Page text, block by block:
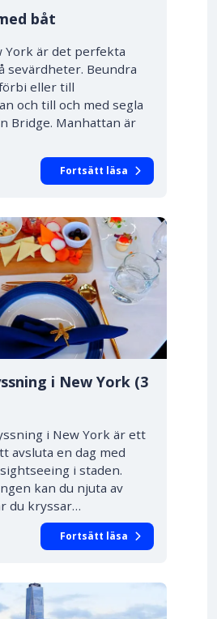
båt
York är det perfekta
sevärdheter. Beundra
eller till
och till och med segla
Bridge. Manhattan är
Fortsätt läsa
i New York (3
i New York är ett
avsluta en dag med
i staden.
kan du njuta av
du kryssar…
Fortsätt läsa